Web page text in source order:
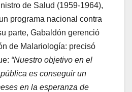
de Salud (1959-1964),
programa nacional contra
parte, Gabaldón gerenció
de Malariología: precisó
“Nuestro objetivo en el
es conseguir un
en la esperanza de